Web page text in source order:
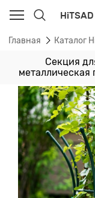
Главная Каталог
Секция
металлическая